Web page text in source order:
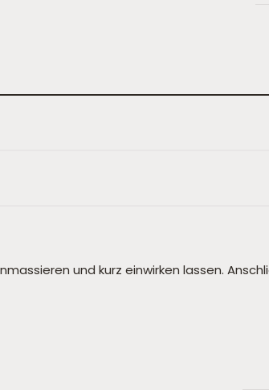
und kurz einwirken lassen.